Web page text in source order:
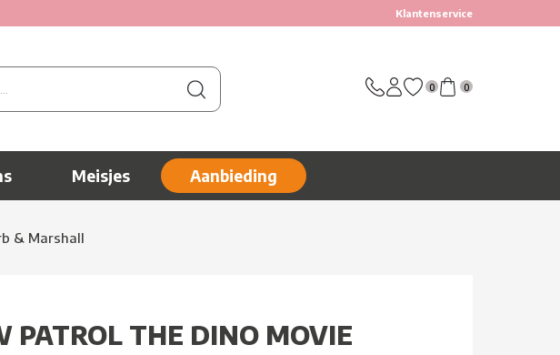
Klantenservice
0 0
Meisjes Aanbieding
& Marshall
PATROL THE DINO MOVIE